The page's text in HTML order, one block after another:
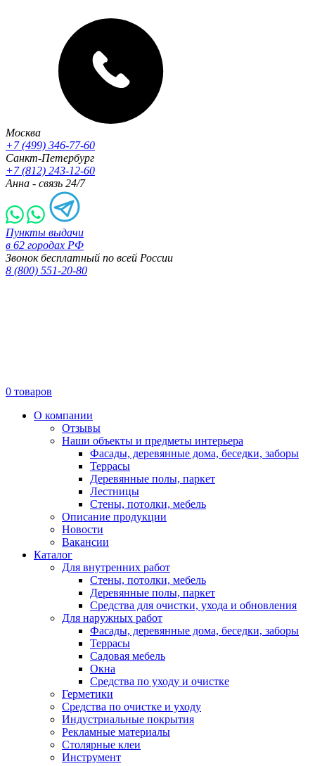
Москва
+7 (499) 346-77-60
Санкт-Петербург
+7 (812) 243-12-60
Анна - связь 24/7
Пункты выдачи
в 62 городах РФ
Звонок бесплатный по всей России
8 (800) 551-20-80
0 товаров
О компании
Отзывы
Наши объекты и предметы интерьера
Фасады, деревянные дома, беседки, заборы
Террасы
Деревянные полы, паркет
Лестницы
Стены, потолки, мебель
Описание продукции
Новости
Вакансии
Каталог
Для внутренних работ
Стены, потолки, мебель
Деревянные полы, паркет
Средства для очистки, ухода и обновления
Для наружных работ
Фасады, деревянные дома, беседки, заборы
Террасы
Садовая мебель
Окна
Средства по уходу и очистке
Герметики
Средства по очистке и уходу
Индустриальные покрытия
Рекламные материалы
Столярные клеи
Инструмент